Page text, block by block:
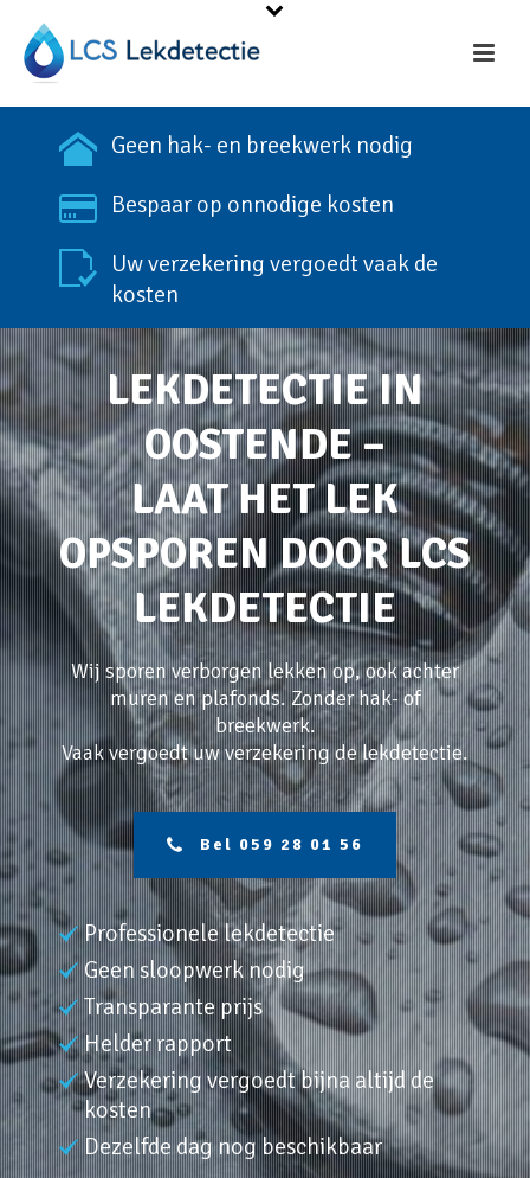
Geen hak- en breekwerk nodig
Bespaar op onnodige kosten
Uw verzekering vergoedt vaak de
kosten
LEKDETECTIE IN
OOSTENDE –
LAAT HET LEK
OPSPOREN DOOR LCS
LEKDETECTIE
Wij sporen verborgen lekken op, ook achter
muren en plafonds. Zonder hak- of
breekwerk.
Vaak vergoedt uw verzekering de lekdetectie.
Bel 059 28 01 56
Professionele lekdetectie
Geen sloopwerk nodig
Transparante prijs
Helder rapport
Verzekering vergoedt bijna altijd de
kosten
Dezelfde dag nog beschikbaar